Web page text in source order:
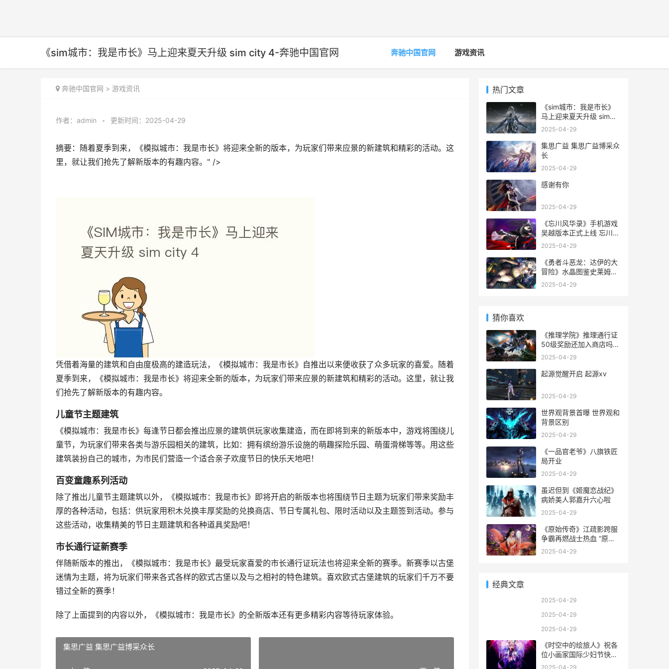
《sim城市：我是市长》马上迎来夏天升级 sim city 4-奔驰中国官网 奔驰中国官网 游戏资讯
奔驰中国官网 > 游戏资讯
作者： admin • 更新时间：2025-04-29
摘要：随着夏季到来，《模拟城市：我是市长》将迎来全新的版本，为玩家们带来应景的新建筑和精彩的活动。这
里，就让我们抢先了解新版本的有趣内容。" />
凭借着海量的建筑和自由度极高的建造玩法，《模拟城市：我是市长》自推出以来便收获了众多玩家的喜爱。随着
夏季到来，《模拟城市：我是市长》将迎来全新的版本，为玩家们带来应景的新建筑和精彩的活动。这里，就让我
们抢先了解新版本的有趣内容。
儿童节主题建筑
《模拟城市：我是市长》每逢节日都会推出应景的建筑供玩家收集建造，而在即将到来的新版本中，游戏将围绕儿
童节，为玩家们带来各类与游乐园相关的建筑，比如：拥有缤纷游乐设施的萌趣探险乐园、萌蛋滑梯等等。用这些
建筑装扮自己的城市，为市民们营造一个适合亲子欢度节日的快乐天地吧！
百变童趣系列活动
除了推出儿童节主题建筑以外，《模拟城市：我是市长》即将开启的新版本也将围绕节日主题为玩家们带来奖励丰
厚的各种活动，包括：供玩家用积木兑换丰厚奖励的兑换商店、节日专属礼包、限时活动以及主题签到活动。参与
这些活动，收集精美的节日主题建筑和各种道具奖励吧！
市长通行证新赛季
伴随新版本的推出，《模拟城市：我是市长》最受玩家喜爱的市长通行证玩法也将迎来全新的赛季。新赛季以古堡
迷情为主题，将为玩家们带来各式各样的欧式古堡以及与之相衬的特色建筑。喜欢欧式古堡建筑的玩家们千万不要
错过全新的赛季！
除了上面提到的内容以外，《模拟城市：我是市长》的全新版本还有更多精彩内容等待玩家体验。
集思广益 集思广益博采众长
热门文章
《sim城市：我是市长》
马上迎来夏天升级 sim
city 4
2025-04-29
集思广益 集思广益博采众
长
2025-04-29
感谢有你
2025-04-29
《忘川风华录》手机游戏
吴越版本正式上线 忘川风
华录是什么类型游戏
2025-04-29
《勇者斗恶龙：达伊的大
冒险》水晶图鉴史莱姆王
登场 勇者斗恶龙11s攻略
2025-04-29
猜你喜欢
《推理学院》推理通行证
50级奖励还加入商店吗
推理学院好玩吗
2025-04-29
起源觉醒开启 起源xv
2025-04-29
世界观背景首曝 世界观和
背景区别
2025-04-29
《一品官老爷》八旗铁匠
局开业
2025-04-29
虽迟但到《姬魔恋战纪》
病娇美人郭嘉升六心啦
2025-04-29
《原始传奇》江疏影跨服
争霸再燃战士热血 “原始
传奇”
2025-04-29
经典文章
2025-04-29
2025-04-29
2025-04-29
《时空中的绘旅人》祝各
位小画家国际少妇节快乐
时空中的绘旅人路辰
2025-04-29